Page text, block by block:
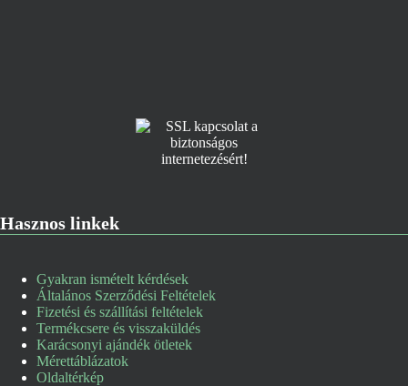
Hasznos linkek
Gyakran ismételt kérdések
Általános Szerződési Feltételek
Fizetési és szállítási feltételek
Termékcsere és visszaküldés
Karácsonyi ajándék ötletek
Mérettáblázatok
Oldaltérkép